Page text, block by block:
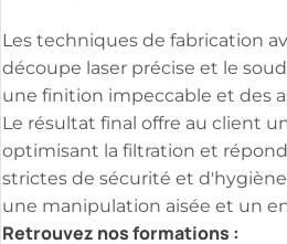
Les techniques de fabrication
découpe laser précise et le
une finition impeccable et des
Le résultat final offre au client
optimisant la filtration et
strictes de sécurité et
une manipulation aisée et un
Retrouvez nos formations :